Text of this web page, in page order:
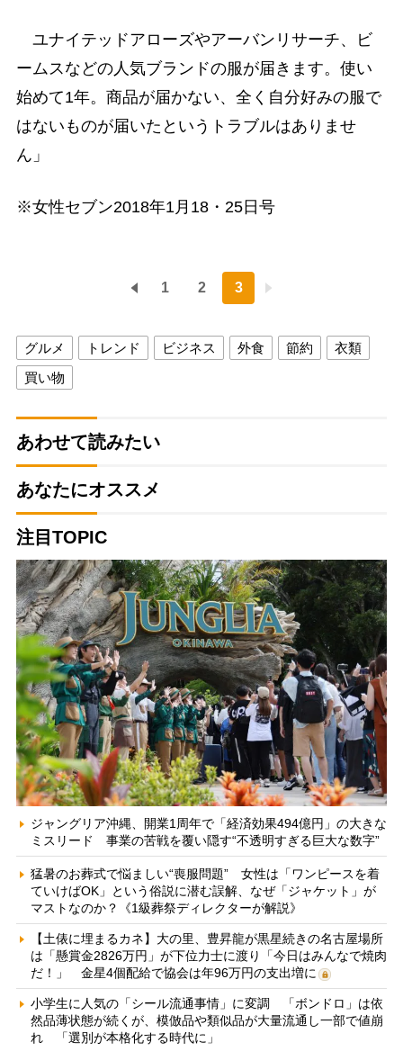
ユナイテッドアローズやアーバンリサーチ、ビ
ームスなどの人気ブランドの服が届きます。使い
始めて1年。商品が届かない、全く自分好みの服で
はないものが届いたというトラブルはありませ
ん」
※女性セブン2018年1月18・25日号
1 2 3
グルメ トレンド ビジネス 外食 節約
衣類
買い物
あわせて読みたい
あなたにオススメ
注目TOPIC
ジャングリア沖縄、開業1周年で「経済効果494億円」の大きな
ミスリード 事業の苦戦を覆い隠す“不透明すぎる巨大な数字”
猛暑のお葬式で悩ましい“喪服問題” 女性は「ワンピースを着
ていけばOK」という俗説に潜む誤解、なぜ「ジャケット」が
マストなのか？《1級葬祭ディレクターが解説》
【土俵に埋まるカネ】大の里、豊昇龍が黒星続きの名古屋場所
は「懸賞金2826万円」が下位力士に渡り「今日はみんなで焼肉
だ！」 金星4個配給で協会は年96万円の支出増に
小学生に人気の「シール流通事情」に変調 「ボンドロ」は依
然品薄状態が続くが、模倣品や類似品が大量流通し一部で値崩
れ 「選別が本格化する時代に」